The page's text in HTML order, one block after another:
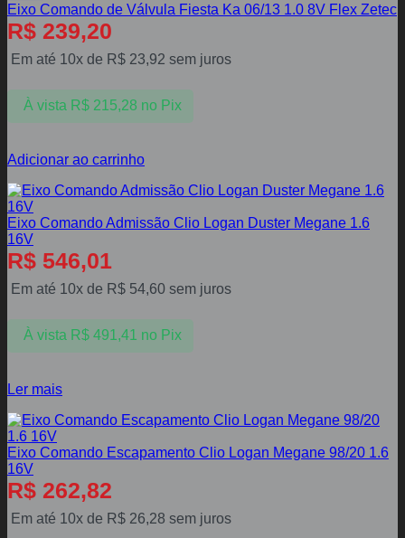
Eixo Comando de Válvula Fiesta Ka 06/13 1.0 8V Flex Zetec
R$ 239,20
Em até 10x de R$ 23,92 sem juros
À vista R$215,28 no Pix
Adicionar ao carrinho
Eixo Comando Admissão Clio Logan Duster Megane 1.6
16V
R$ 546,01
Em até 10x de R$ 54,60 sem juros
À vista R$491,41 no Pix
Ler mais
Eixo Comando Escapamento Clio Logan Megane 98/20 1.6
16V
R$ 262,82
Em até 10x de R$ 26,28 sem juros